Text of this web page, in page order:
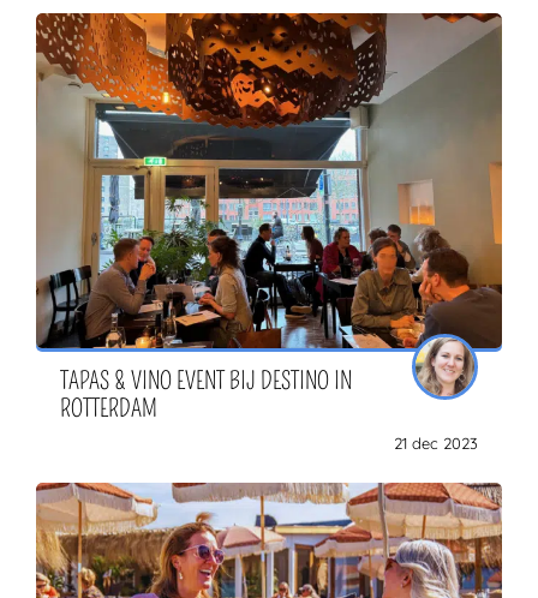
TAPAS & VINO EVENT BIJ DESTINO IN
ROTTERDAM
21 dec 2023